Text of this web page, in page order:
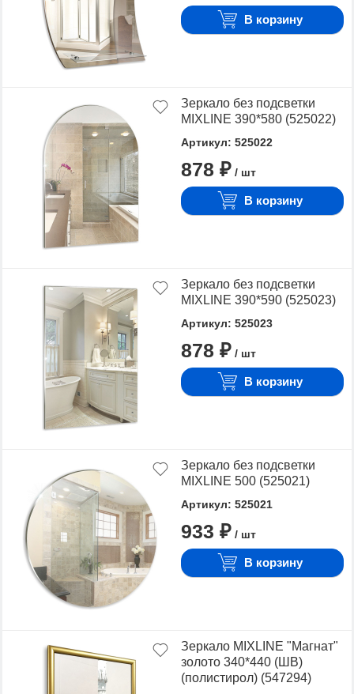
В корзину
Зеркало без подсветки
MIXLINE 390*580 (525022)
Артикул: 525022
878 ₽ / шт
В корзину
Зеркало без подсветки
MIXLINE 390*590 (525023)
Артикул: 525023
878 ₽ / шт
В корзину
Зеркало без подсветки
MIXLINE 500 (525021)
Артикул: 525021
933 ₽ / шт
В корзину
Зеркало MIXLINE "Магнат"
золото 340*440 (ШВ)
(полистирол) (547294)